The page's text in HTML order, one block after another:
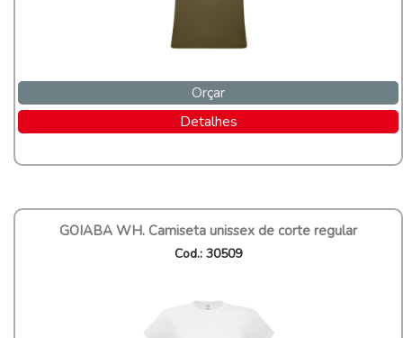
Orçar
Detalhes
GOIABA WH. Camiseta unissex de corte regular
Cod.: 30509